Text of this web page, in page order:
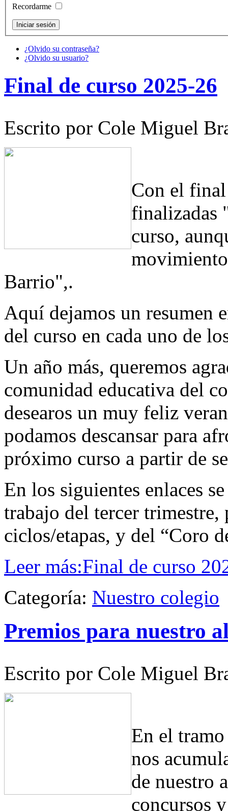
Recordarme
¿Olvido su contraseña?
¿Olvido su usuario?
Final de curso 2025-26
Escrito por Cole Miguel
Con el
finalizadas
curso,
Barrio",.
Aquí dejamos un resumen
del curso en cada uno de
Un año más, queremos
comunidad educativa del
desearos un muy feliz
podamos descansar para
próximo curso a partir de
En los siguientes enlaces
trabajo del tercer trimestre,
ciclos/etapas, y del “Coro
Leer más:Final de curso
Categoría: Nuestro colegio
Premios para nuestro
Escrito por Cole Miguel
En el
nos
de nuestro
concursos